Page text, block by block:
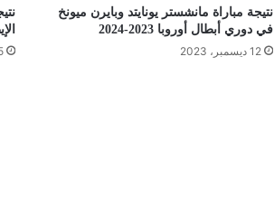
نتيجة مباراة مانشستر يونايتد وبايرن ميونخ
في دوري أبطال أوروبا 2023-2024
12 ديسمبر، 2023
25